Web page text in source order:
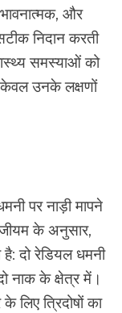
और
सटीक निदान करती
समस्याओं को
उनके लक्षणों
पर नाड़ी मापने
के अनुसार,
दो रेडियल धमनी
नाक के क्षेत्र में।
लिए त्रिदोषों का